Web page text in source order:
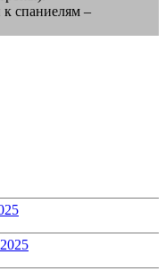
спаниелям –